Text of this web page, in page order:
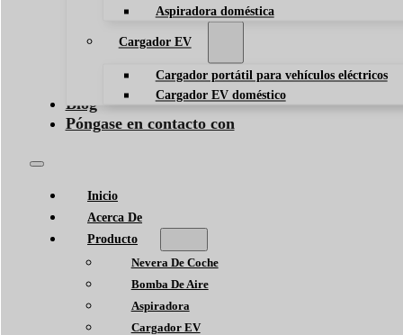
Aspiradora doméstica
Cargador EV
Cargador portátil para vehículos eléctricos
Cargador EV doméstico
Blog
Póngase en contacto con
Inicio
Acerca De
Producto
Nevera De Coche
Bomba De Aire
Aspiradora
Cargador EV